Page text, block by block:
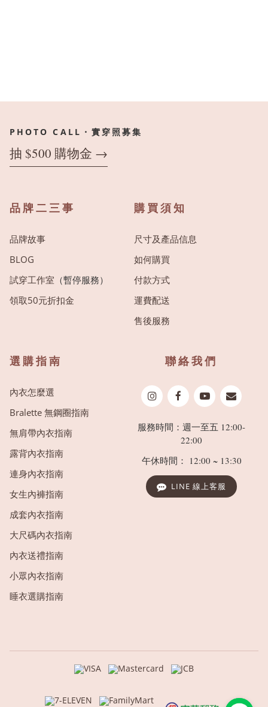
PHOTO CALL・實穿照募集
抽 $500 購物金 →
品牌二三事
品牌故事
BLOG
試穿工作室 （暫停服務）
領取50元折扣金
購買須知
尺寸及產品信息
如何購買
付款方式
運費配送
售後服務
選購指南
內衣怎麼選
Bralette 無鋼圈指南
無肩帶內衣指南
露背內衣指南
連身內衣指南
女生內褲指南
成套內衣指南
大尺碼內衣指南
內衣送禮指南
小眾內衣指南
睡衣選購指南
聯絡我們
服務時間：週一至五 12:00-
22:00
午休時間： 12:00 ~ 13:30
LINE 線上客服